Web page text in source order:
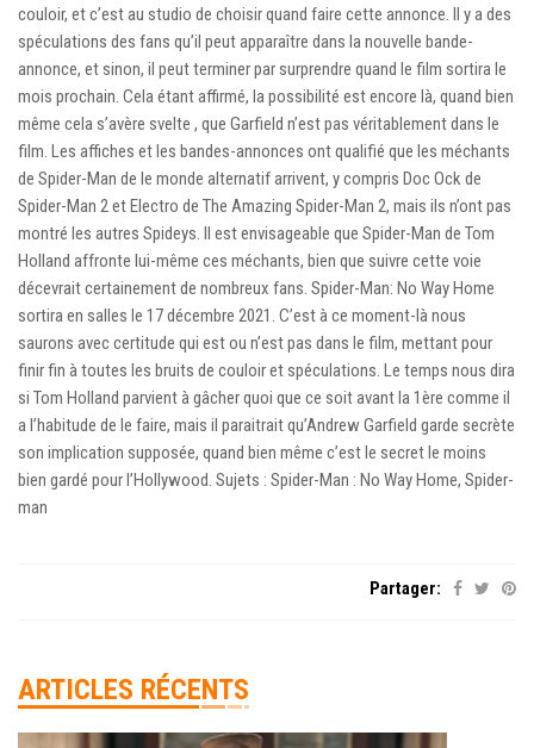
couloir, et c’est au studio de choisir quand faire cette annonce. Il y a des
spéculations des fans qu’il peut apparaître dans la nouvelle bande-
annonce, et sinon, il peut terminer par surprendre quand le film sortira le
mois prochain. Cela étant affirmé, la possibilité est encore là, quand bien
même cela s’avère svelte , que Garfield n’est pas véritablement dans le
film. Les affiches et les bandes-annonces ont qualifié que les méchants
de Spider-Man de le monde alternatif arrivent, y compris Doc Ock de
Spider-Man 2 et Electro de The Amazing Spider-Man 2, mais ils n’ont pas
montré les autres Spideys. Il est envisageable que Spider-Man de Tom
Holland affronte lui-même ces méchants, bien que suivre cette voie
décevrait certainement de nombreux fans. Spider-Man: No Way Home
sortira en salles le 17 décembre 2021. C’est à ce moment-là nous
saurons avec certitude qui est ou n’est pas dans le film, mettant pour
finir fin à toutes les bruits de couloir et spéculations. Le temps nous dira
si Tom Holland parvient à gâcher quoi que ce soit avant la 1ère comme il
a l’habitude de le faire, mais il paraitrait qu’Andrew Garfield garde secrète
son implication supposée, quand bien même c’est le secret le moins
bien gardé pour l’Hollywood. Sujets : Spider-Man : No Way Home, Spider-
man
Partager:
ARTICLES RÉCENTS